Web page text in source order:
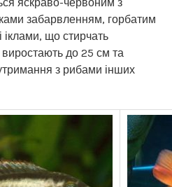
забарвленням, горбатим
що стирчать
до 25 см та
з рибами інших